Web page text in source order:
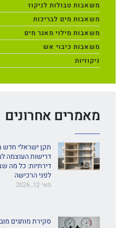
משאבות טבולות לניקוז
משאבות מים לבריכות
משאבות מילוי מאגר מים
משאבות כיבוי אש
ניקוזיות
מאמרים אחרונים
תקן ישראלי חדש
דרישות העוצמה
דירתיות: כל מה
לפני הרכישה
מאי 12, 2026
סקירת מותגים